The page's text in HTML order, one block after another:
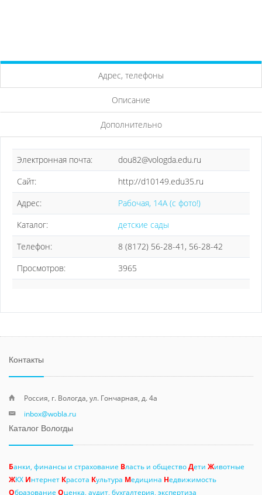
Адрес, телефоны
Описание
Дополнительно
Электронная почта:
dou82@vologda.edu.ru
Сайт:
http://d10149.edu35.ru
Адрес:
Рабочая, 14А (с фото!)
Каталог:
детские сады
Телефон:
8 (8172) 56-28-41, 56-28-42
Просмотров:
3965
Контакты
Россия, г. Вологда, ул. Гончарная, д. 4а
inbox@wobla.ru
Каталог Вологды
Банки, финансы и страхование Власть и обществоДети Животные
ЖКХ Интернет Красота Культура Медицина Недвижимость
Образование Оценка, аудит, бухгалтерия, экспертиза